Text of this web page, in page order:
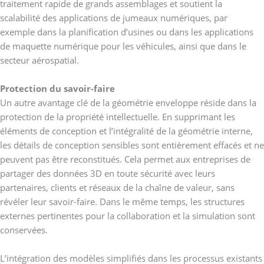
traitement rapide de grands assemblages et soutient la
scalabilité des applications de jumeaux numériques, par
exemple dans la planification d’usines ou dans les applications
de maquette numérique pour les véhicules, ainsi que dans le
secteur aérospatial.
Protection du savoir-faire
Un autre avantage clé de la géométrie enveloppe réside dans la
protection de la propriété intellectuelle. En supprimant les
éléments de conception et l’intégralité de la géométrie interne,
les détails de conception sensibles sont entièrement effacés et ne
peuvent pas être reconstitués. Cela permet aux entreprises de
partager des données 3D en toute sécurité avec leurs
partenaires, clients et réseaux de la chaîne de valeur, sans
révéler leur savoir-faire. Dans le même temps, les structures
externes pertinentes pour la collaboration et la simulation sont
conservées.
L’intégration des modèles simplifiés dans les processus existants